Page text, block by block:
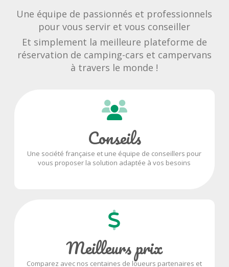
Une équipe de passionnés et professionnels
pour vous servir et vous conseiller
Et simplement la meilleure plateforme de
réservation de camping-cars et campervans
à travers le monde !
Conseils
Une société française et une équipe de conseillers pour
vous proposer la solution adaptée à vos besoins
Meilleurs prix
Comparez avec nos centaines de loueurs partenaires et